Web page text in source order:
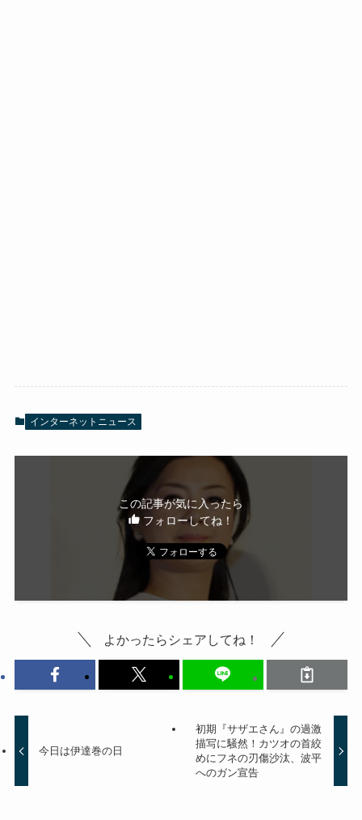
インターネットニュース
この記事が気に入ったら
フォローしてね！
よかったらシェアしてね！
今日は伊達巻の日
初期『サザエさん』の過激
描写に騒然！カツオの首絞
めにフネの刃傷沙汰、波平
へのガン宣告